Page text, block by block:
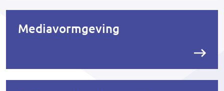
Mediavormgeving